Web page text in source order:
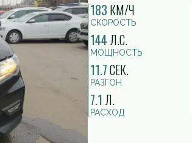
183 КМ/Ч
СКОРОСТЬ
144Л.С.
МОЩНОСТЬ
11.7СЕК.
РАЗГОН
7.1Л.
РАСХОД